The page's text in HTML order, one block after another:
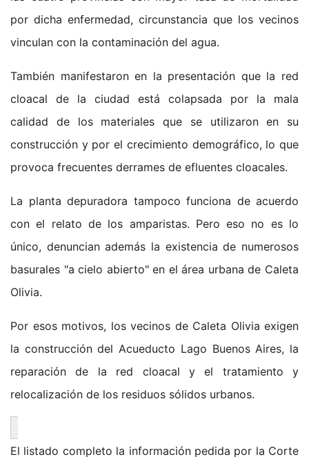
por dicha enfermedad, circunstancia que los vecinos
vinculan con la contaminación del agua.
También manifestaron en la presentación que la red
cloacal de la ciudad está colapsada por la mala
calidad de los materiales que se utilizaron en su
construcción y por el crecimiento demográfico, lo que
provoca frecuentes derrames de efluentes cloacales.
La planta depuradora tampoco funciona de acuerdo
con el relato de los amparistas. Pero eso no es lo
único, denuncian además la existencia de numerosos
basurales "a cielo abierto" en el área urbana de Caleta
Olivia.
Por esos motivos, los vecinos de Caleta Olivia exigen
la construcción del Acueducto Lago Buenos Aires, la
reparación de la red cloacal y el tratamiento y
relocalización de los residuos sólidos urbanos.
El listado completo la información pedida por la Corte